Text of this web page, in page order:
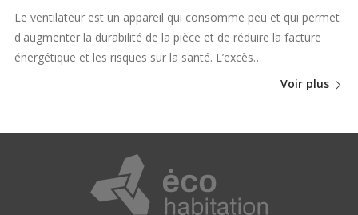
Le ventilateur est un appareil qui consomme peu et qui permet
d'augmenter la durabilité de la pièce et de réduire la facture
énergétique et les risques sur la santé. L’excès…
Voir plus